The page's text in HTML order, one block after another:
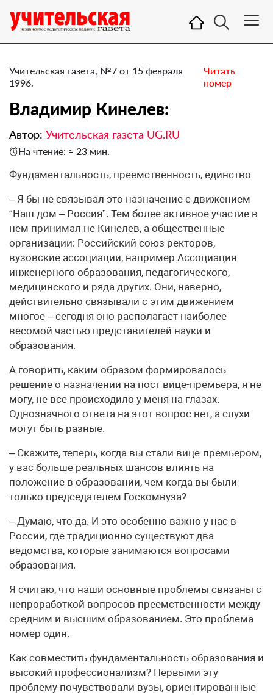
Учительская газета, №7 от 15 февраля
1996.
Читать
номер
Владимир Кинелев:
Автор: Учительская газета UG.RU
На чтение: ≈ 23 мин.
Фундаментальность, преемственность, единство
– Я бы не связывал это назначение с движением
“Наш дом – Россия”. Тем более активное участие в
нем принимал не Кинелев, а общественные
организации: Российский союз ректоров,
вузовские ассоциации, например Ассоциация
инженерного образования, педагогического,
медицинского и ряда других. Они, наверно,
действительно связывали с этим движением
многое – сегодня оно располагает наиболее
весомой частью представителей науки и
образования.
А говорить, каким образом формировалось
решение о назначении на пост вице-премьера, я не
могу, не все происходило у меня на глазах.
Однозначного ответа на этот вопрос нет, а слухи
могут быть разные.
– Скажите, теперь, когда вы стали вице-премьером,
у вас больше реальных шансов влиять на
положение в образовании, чем когда вы были
только председателем Госкомвуза?
– Думаю, что да. И это особенно важно у нас в
России, где традиционно существуют два
ведомства, которые занимаются вопросами
образования.
Я считаю, что наши основные проблемы связаны с
непроработкой вопросов преемственности между
средним и высшим образованием. Это проблема
номер один.
Как совместить фундаментальность образования и
высокий профессионализм? Первыми эту
проблему почувствовали вузы, ориентированные